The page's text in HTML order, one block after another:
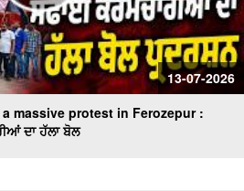
13-07-2026
massive protest in Ferozepur :
ਦਾ ਹੱਲਾ ਬੋਲ